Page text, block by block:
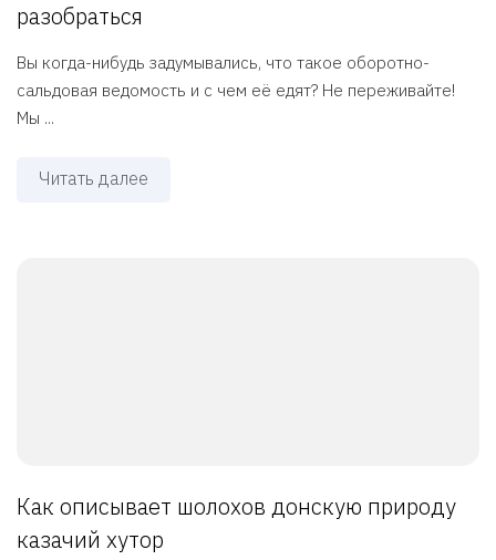
разобраться
Вы когда-нибудь задумывались, что такое оборотно-
сальдовая ведомость и с чем её едят? Не переживайте!
Мы ...
Читать далее
Как описывает шолохов донскую природу
казачий хутор